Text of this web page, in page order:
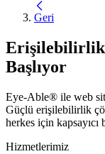
Geri
Erişilebilirlik
Başlıyor
Eye-Able® ile web
Güçlü erişilebilirlik
herkes için
Hizmetlerimiz